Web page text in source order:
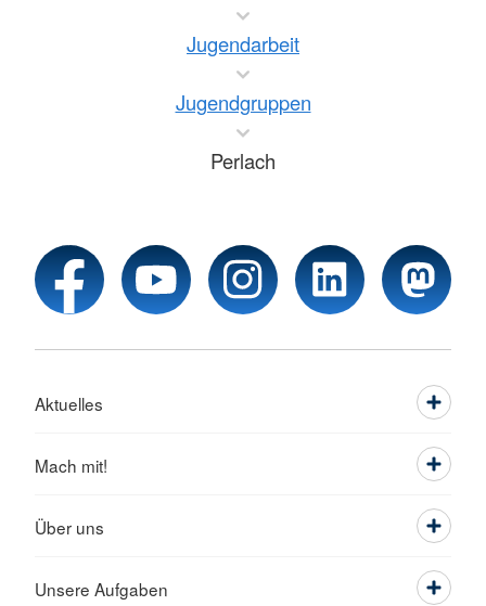
Jugendarbeit
Jugendgruppen
Perlach
Aktuelles
Mach mit!
Über uns
Unsere Aufgaben